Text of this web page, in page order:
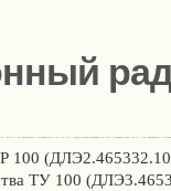
100
ТУ 100